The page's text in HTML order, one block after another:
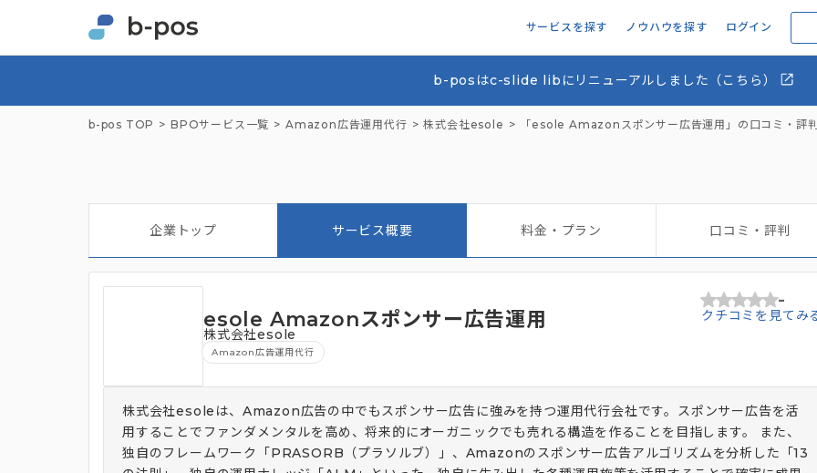
サービスを探す ノウハウを探す ログイン
b-posはc-slide libにリニューアルしました（こちら）
b-pos TOP BPOサービス一覧 Amazon広告運用代行 株式会社esole 「esole Amazonスポンサー広告運用」の口コミ・評
企業トップ サービス概要 料金・プラン 口コミ・評判
esole Amazonスポンサー広告運用
株式会社esole
Amazon広告運用代行
-
クチコミを見てみ
株式会社esoleは、Amazon広告の中でもスポンサー広告に強みを持つ運用代行会社です。スポンサー広告を活
用することでファンダメンタルを高め、将来的にオーガニックでも売れる構造を作ることを目指します。 また、
独自のフレームワーク「PRASORB（プラソルブ）」、Amazonのスポンサー広告アルゴリズムを分析した「13